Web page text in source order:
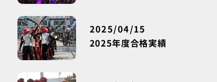
2025年度合格実績
2025/04/15